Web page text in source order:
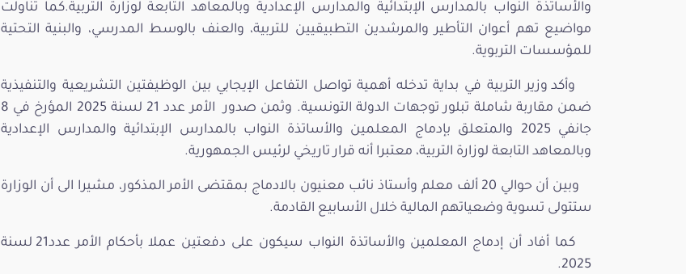
والأساتذة النواب بالمدارس الإبتدائية والمدارس الإعدادية وبالمعاهد التابعة لوزارة التربية.كما تناولت
مواضيع تهم أعوان التأطير والمرشدين التطبيقيين للتربية، والعنف بالوسط المدرسي، والبنية التحتية
للمؤسسات التربوية.
وأكد وزير التربية في بداية تدخله أهمية تواصل التفاعل الإيجابي بين الوظيفتين التشريعية والتنفيذية
ضمن مقاربة شاملة تبلور توجهات الدولة التونسية. وثمن صدور الأمر عدد 21 لسنة 2025 المؤرخ في 8
جانفي 2025 والمتعلق بإدماج المعلمين والأساتذة النواب بالمدارس الإبتدائية والمدارس الإعدادية
وبالمعاهد التابعة لوزارة التربية، معتبرا أنه قرار تاريخي لرئيس الجمهورية.
وبين أن حوالي 20 ألف معلم وأستاذ نائب معنيون بالادماج بمقتضى الأمر المذكور، مشيرا الى أن الوزارة
ستتولى تسوية وضعياتهم المالية خلال الأسابيع القادمة.
كما أفاد أن إدماج المعلمين والأساتذة النواب سيكون على دفعتين عملا بأحكام الأمر عدد21 لسنة
2025.